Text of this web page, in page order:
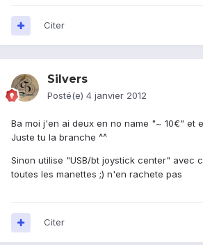
Citer
Silvers
Posté(e) 4 janvier 2012
Ba moi j'en ai deux en no name "~ 10€" et
Juste tu la branche ^^
Sinon utilise "USB/bt joystick center" avec
toutes les manettes ;) n'en rachete pas
Citer